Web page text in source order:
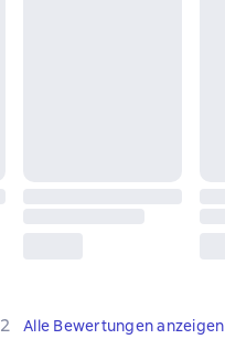
2 Bewertungen
2
Alle Bewertungen anzeigen